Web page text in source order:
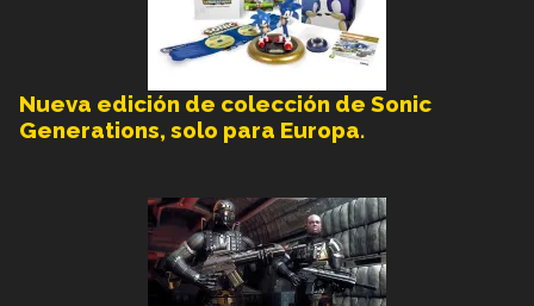
Nueva edición de colección de Sonic
Generations, solo para Europa.